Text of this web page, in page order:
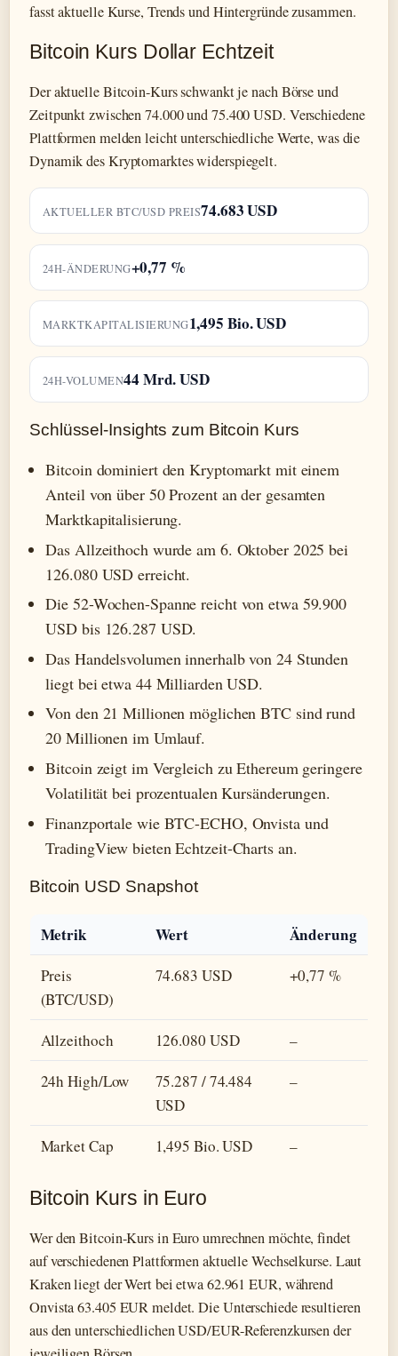
fasst aktuelle Kurse, Trends und Hintergründe zusammen.
Bitcoin Kurs Dollar Echtzeit
Der aktuelle Bitcoin-Kurs schwankt je nach Börse und
Zeitpunkt zwischen 74.000 und 75.400 USD. Verschiedene
Plattformen melden leicht unterschiedliche Werte, was die
Dynamik des Kryptomarktes widerspiegelt.
AKTUELLER BTC/USD PREIS74.683 USD
24H-ÄNDERUNG+0,77 %
MARKTKAPITALISIERUNG1,495 Bio. USD
24H-VOLUMEN44 Mrd. USD
Schlüssel-Insights zum Bitcoin Kurs
Bitcoin dominiert den Kryptomarkt mit einem
Anteil von über 50 Prozent an der gesamten
Marktkapitalisierung.
Das Allzeithoch wurde am 6. Oktober 2025 bei
126.080 USD erreicht.
Die 52-Wochen-Spanne reicht von etwa 59.900
USD bis 126.287 USD.
Das Handelsvolumen innerhalb von 24 Stunden
liegt bei etwa 44 Milliarden USD.
Von den 21 Millionen möglichen BTC sind rund
20 Millionen im Umlauf.
Bitcoin zeigt im Vergleich zu Ethereum geringere
Volatilität bei prozentualen Kursänderungen.
Finanzportale wie BTC-ECHO, Onvista und
TradingView bieten Echtzeit-Charts an.
Bitcoin USD Snapshot
Metrik Wert Änderung
Preis
(BTC/USD)
74.683 USD +0,77 %
Allzeithoch 126.080 USD
–
24h High/Low
75.287 / 74.484
USD
–
Market Cap 1,495 Bio. USD –
Bitcoin Kurs in Euro
Wer den Bitcoin-Kurs in Euro umrechnen möchte, findet
auf verschiedenen Plattformen aktuelle Wechselkurse. Laut
Kraken liegt der Wert bei etwa 62.961 EUR, während
Onvista 63.405 EUR meldet. Die Unterschiede resultieren
aus den unterschiedlichen USD/EUR-Referenzkursen der